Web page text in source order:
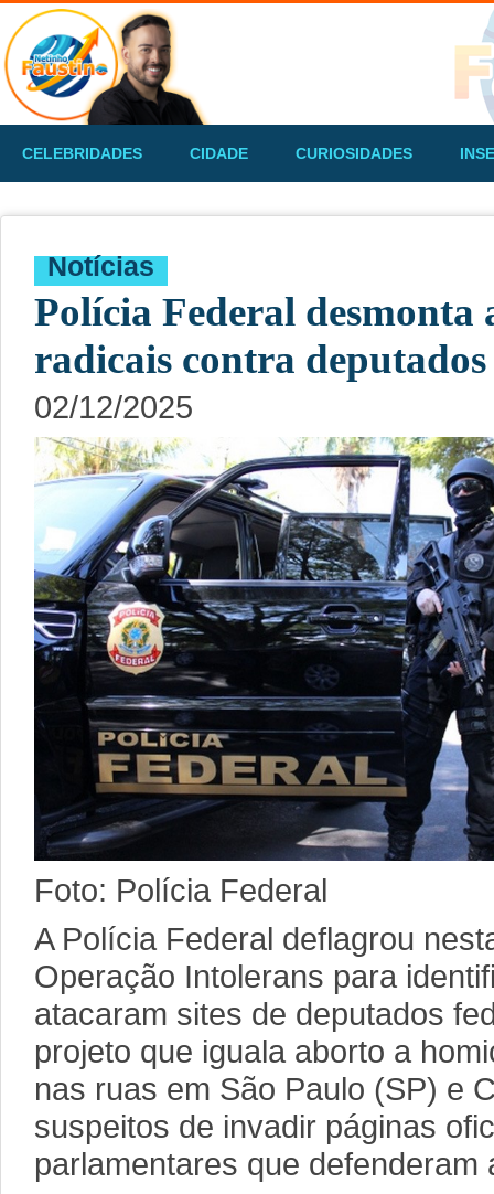
CELEBRIDADES CIDADE CURIOSIDADES
Notícias
Polícia Federal desmonta
radicais contra
02/12/2025
Foto: Polícia Federal
A Polícia Federal deflagrou
Operação Intolerans para
atacaram sites de deputados
projeto que iguala aborto a
nas ruas em São Paulo (SP) e
suspeitos de invadir páginas
parlamentares que defenderam